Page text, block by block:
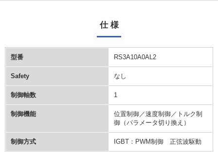
仕 様
型番 RS3A10A0AL2
Safety なし
制御軸数 1
制御機能
位置制御／速度制御／トルク制
御（パラメータ切り換え）
制御方式 IGBT：PWM制御 正弦波駆動